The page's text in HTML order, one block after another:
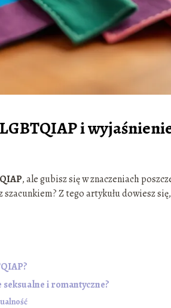
i
, ale gubisz się w znaczeniach
Z tego artykułu dowiesz
i romantyczne?